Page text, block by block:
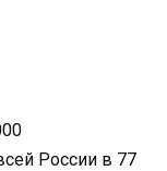
России в 77